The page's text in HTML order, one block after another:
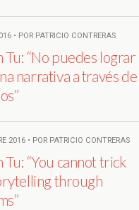
• POR PATRICIO CONTRERAS
Tu: “No puedes lograr
narrativa a través de
2016 • POR PATRICIO CONTRERAS
Tu: “You cannot trick
through